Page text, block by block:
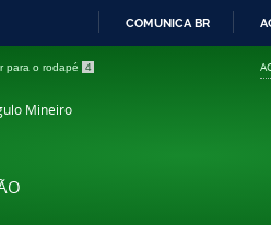
COMUNICA BR
para o rodapé 4
Mineiro